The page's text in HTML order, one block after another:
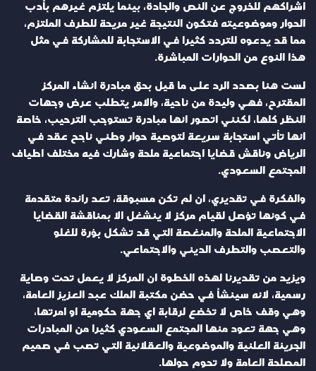
اشراكهم للخروج عن النص والجادة، بينما يلتزم غيرهم بأدب
الحوار وموضوعيته فتكون النتيجة غير مريحة للطرف الملتزم،
مما قد يدعوه للتردد كثيرا في الاستجابة للمشاركة في مثل
هذا النوع من الحوارات المباشرة.
لست هنا بصدد الرد على ما قيل بحق مبادرة انشاء المركز
المقترح، فهي وليدة من ناحية، والامر يتطلب عرض وجهات
النظر كلها، لكنني اتصور انها مبادرة تستوجب الترحيب، خاصة
انها تأتي استجابة سريعة لتوصية حوار وطني ناجح عقد في
الرياض وناقش قضايا اجتماعية ملحة وشارك فيه مختلف اطياف
المجتمع السعودي.
والفكرة في تقديري، ان لم تكن مسبوقة، تعد رائدة متقدمة
في كونها تؤصل لقيام مركز لا ينشغل الا بمناقشة القضايا
الاجتماعية الملحة والمنغصة التي قد تشكل بؤرة للغلو
والتعصب والتطرف الديني والاجتماعي.
ويزيد من تقديرنا لهذه الخطوة ان المركز لا يعمل تحت وصاية
رسمية، لانه سينشأ في حضن مكتبة الملك عبد العزيز العامة،
وهي وقف خاص لا تخضع لرقابة اي جهة حكومية او امرتها،
وهي جهة تعود منها المجتمع السعودي كثيرا من المبادرات
الجريئة العلنية والموضوعية والعقلانية التي تصب في صميم
المصلحة العامة ولا تحوم حولها.